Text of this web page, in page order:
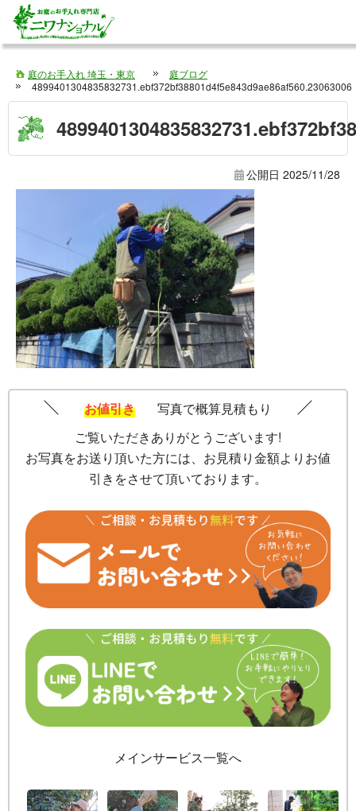
庭のお手入れ 埼玉・東京
庭ブログ
4899401304835832731.ebf372bf38801d4f5e843d9ae86af560.23063006
公開日 2025/11/28
お値引き
写真で概算見積もり
ご覧いただきありがとうございます!
お写真をお送り頂いた方には、お見積り金額よりお値
引きをさせて頂いております。
メインサービス一覧へ